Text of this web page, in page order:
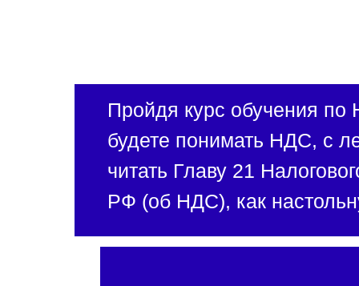
Пройдя курс обучения
будете понимать НДС, с
читать Главу 21
РФ (об НДС), как